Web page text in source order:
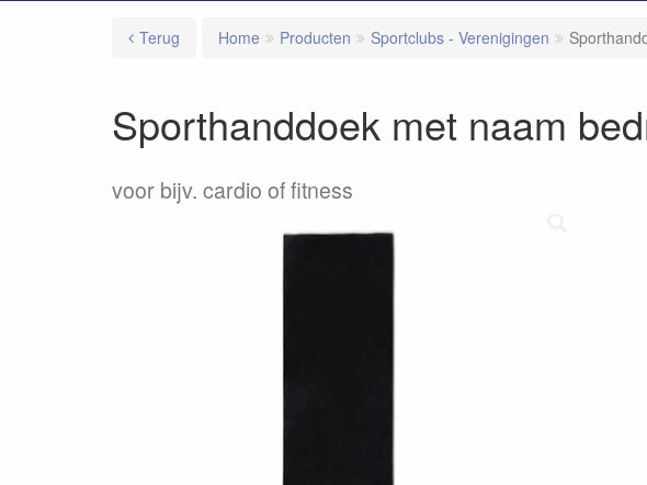
Terug Home Producten Sportclubs - Verenigingen
Sporthanddoek met naam
voor bijv. cardio of fitness